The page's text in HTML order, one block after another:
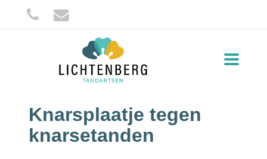
Toggle
Behandelingen
Knarsplaatje tegen
knarsetanden